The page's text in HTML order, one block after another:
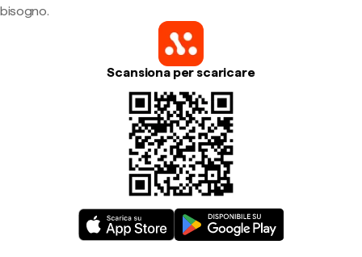
bisogno.
Scansiona per scaricare